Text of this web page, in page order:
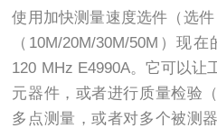
使用加快测量速度选件（选件
（ 10M/20M/30M/50M ）现在
120 MHz E4990A。它可以让
元器件，或者进行质量检验
多点测量，或者对多个被测